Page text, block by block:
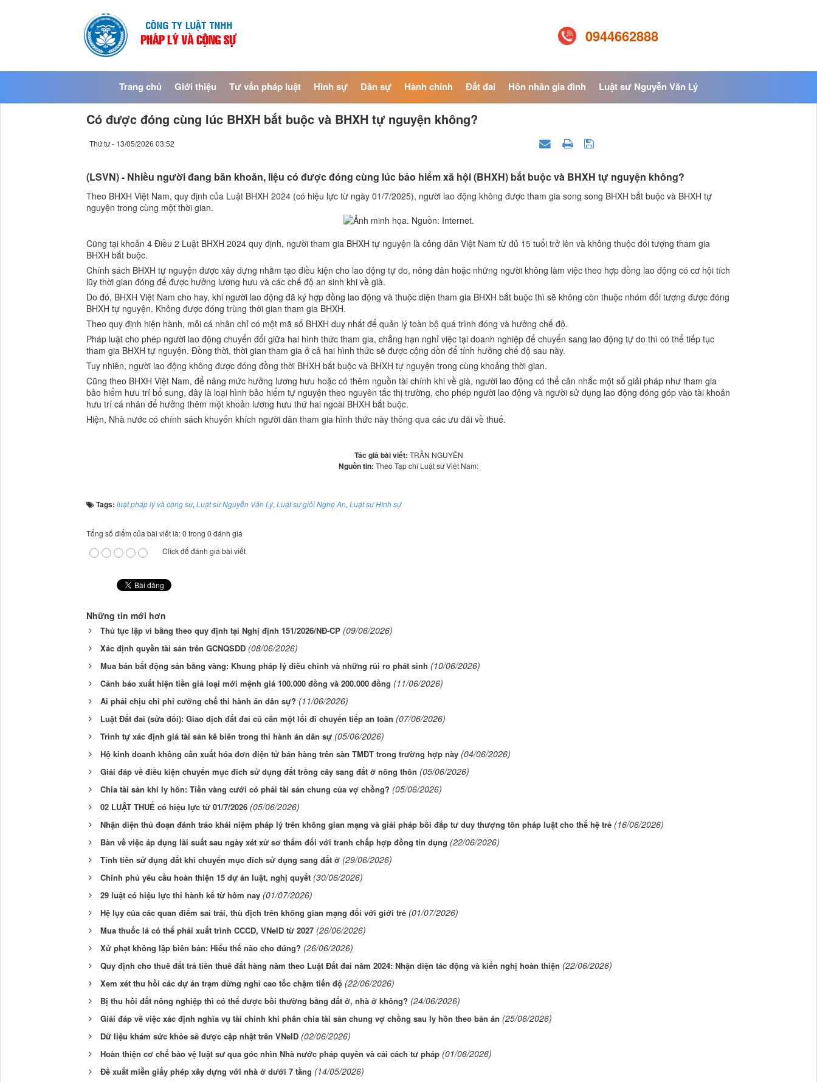
0944662888
Trang chủ Giới thiệu Tư vấn pháp luật Hình sự Dân sự Hành chính Đất đai Hôn nhân gia đình Luật sư Nguyễn Văn Lý
Có được đóng cùng lúc BHXH bắt buộc và BHXH tự nguyện không?
Thứ tư - 13/05/2026 03:52
(LSVN) - Nhiều người đang băn khoăn, liệu có được đóng cùng lúc bảo hiểm xã hội (BHXH) bắt buộc và BHXH tự nguyện không?
Theo BHXH Việt Nam, quy định của Luật BHXH 2024 (có hiệu lực từ ngày 01/7/2025), người lao động không được tham gia song song BHXH bắt buộc và BHXH tự
nguyện trong cùng một thời gian.
Cũng tại khoản 4 Điều 2 Luật BHXH 2024 quy định, người tham gia BHXH tự nguyện là công dân Việt Nam từ đủ 15 tuổi trở lên và không thuộc đối tượng tham gia
BHXH bắt buộc.
Chính sách BHXH tự nguyện được xây dựng nhằm tạo điều kiện cho lao động tự do, nông dân hoặc những người không làm việc theo hợp đồng lao động có cơ hội tích
lũy thời gian đóng để được hưởng lương hưu và các chế độ an sinh khi về già.
Do đó, BHXH Việt Nam cho hay, khi người lao động đã ký hợp đồng lao động và thuộc diện tham gia BHXH bắt buộc thì sẽ không còn thuộc nhóm đối tượng được đóng
BHXH tự nguyện. Không được đóng trùng thời gian tham gia BHXH.
Theo quy định hiện hành, mỗi cá nhân chỉ có một mã số BHXH duy nhất để quản lý toàn bộ quá trình đóng và hưởng chế độ.
Pháp luật cho phép người lao động chuyển đổi giữa hai hình thức tham gia, chẳng hạn nghỉ việc tại doanh nghiệp để chuyển sang lao động tự do thì có thể tiếp tục
tham gia BHXH tự nguyện. Đồng thời, thời gian tham gia ở cả hai hình thức sẽ được cộng dồn để tính hưởng chế độ sau này.
Tuy nhiên, người lao động không được đóng đồng thời BHXH bắt buộc và BHXH tự nguyện trong cùng khoảng thời gian.
Cũng theo BHXH Việt Nam, để nâng mức hưởng lương hưu hoặc có thêm nguồn tài chính khi về già, người lao động có thể cân nhắc một số giải pháp như tham gia
bảo hiểm hưu trí bổ sung, đây là loại hình bảo hiểm tự nguyện theo nguyên tắc thị trường, cho phép người lao động và người sử dụng lao động đóng góp vào tài khoản
hưu trí cá nhân để hưởng thêm một khoản lương hưu thứ hai ngoài BHXH bắt buộc.
Hiện, Nhà nước có chính sách khuyến khích người dân tham gia hình thức này thông qua các ưu đãi về thuế.
Tác giả bài viết: TRẦN NGUYÊN
Nguồn tin: Theo Tạp chí Luật sư Việt Nam:
Tags: luật pháp lý và cộng sự, Luật sư Nguyễn Văn Lý, Luật sư giỏi Nghệ An, Luật sư Hình sự
Tổng số điểm của bài viết là: 0 trong 0 đánh giá
Click để đánh giá bài viết
Những tin mới hơn
Thủ tục lập vi bằng theo quy định tại Nghị định 151/2026/NĐ-CP (09/06/2026)
Xác định quyền tài sản trên GCNQSDĐ (08/06/2026)
Mua bán bất động sản bằng vàng: Khung pháp lý điều chỉnh và những rủi ro phát sinh (10/06/2026)
Cảnh báo xuất hiện tiền giả loại mới mệnh giá 100.000 đồng và 200.000 đồng (11/06/2026)
Ai phải chịu chi phí cưỡng chế thi hành án dân sự? (11/06/2026)
Luật Đất đai (sửa đổi): Giao dịch đất đai cũ cần một lối đi chuyển tiếp an toàn (07/06/2026)
Trình tự xác định giá tài sản kê biên trong thi hành án dân sự (05/06/2026)
Hộ kinh doanh không cần xuất hóa đơn điện tử bán hàng trên sàn TMĐT trong trường hợp này (04/06/2026)
Giải đáp về điều kiện chuyển mục đích sử dụng đất trồng cây sang đất ở nông thôn (05/06/2026)
Chia tài sản khi ly hôn: Tiền vàng cưới có phải tài sản chung của vợ chồng? (05/06/2026)
02 LUẬT THUẾ có hiệu lực từ 01/7/2026 (05/06/2026)
Nhận diện thủ đoạn đánh tráo khái niệm pháp lý trên không gian mạng và giải pháp bồi đắp tư duy thượng tôn pháp luật cho thế hệ trẻ (16/06/2026)
Bàn về việc áp dụng lãi suất sau ngày xét xử sơ thẩm đối với tranh chấp hợp đồng tín dụng (22/06/2026)
Tính tiền sử dụng đất khi chuyển mục đích sử dụng sang đất ở (29/06/2026)
Chính phủ yêu cầu hoàn thiện 15 dự án luật, nghị quyết (30/06/2026)
29 luật có hiệu lực thi hành kể từ hôm nay (01/07/2026)
Hệ lụy của các quan điểm sai trái, thù địch trên không gian mạng đối với giới trẻ (01/07/2026)
Mua thuốc lá có thể phải xuất trình CCCD, VNeID từ 2027 (26/06/2026)
Xử phạt không lập biên bản: Hiểu thế nào cho đúng? (26/06/2026)
Quy định cho thuê đất trả tiền thuê đất hàng năm theo Luật Đất đai năm 2024: Nhận diện tác động và kiến nghị hoàn thiện (22/06/2026)
Xem xét thu hồi các dự án trạm dừng nghỉ cao tốc chậm tiến độ (22/06/2026)
Bị thu hồi đất nông nghiệp thì có thể được bồi thường bằng đất ở, nhà ở không? (24/06/2026)
Giải đáp về việc xác định nghĩa vụ tài chính khi phân chia tài sản chung vợ chồng sau ly hôn theo bản án (25/06/2026)
Dữ liệu khám sức khỏe sẽ được cập nhật trên VNeID (02/06/2026)
Hoàn thiện cơ chế bảo vệ luật sư qua góc nhìn Nhà nước pháp quyền và cải cách tư pháp (01/06/2026)
Đề xuất miễn giấy phép xây dựng với nhà ở dưới 7 tầng (14/05/2026)